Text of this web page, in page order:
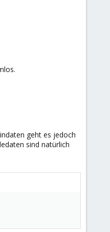
geht es jedoch
sind natürlich